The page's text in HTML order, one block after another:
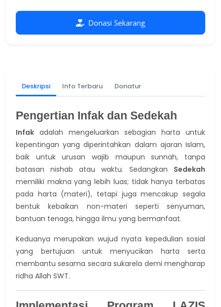
Donasi Sekarang
Deskripsi Info Terbaru Donatur
Pengertian Infak dan Sedekah
Infak adalah mengeluarkan sebagian harta untuk
kepentingan yang diperintahkan dalam ajaran Islam,
baik untuk urusan wajib maupun sunnah, tanpa
batasan nishab atau waktu. Sedangkan Sedekah
memiliki makna yang lebih luas; tidak hanya terbatas
pada harta (materi), tetapi juga mencakup segala
bentuk kebaikan non-materi seperti senyuman,
bantuan tenaga, hingga ilmu yang bermanfaat.
Keduanya merupakan wujud nyata kepedulian sosial
yang bertujuan untuk menyucikan harta serta
membantu sesama secara sukarela demi mengharap
ridha Allah SWT.